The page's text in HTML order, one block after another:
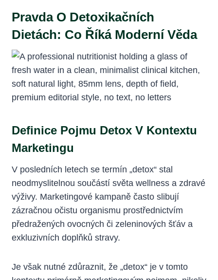
Pravda O Detoxikačních
Dietách: Co Říká Moderní Věda
Definice Pojmu Detox V Kontextu
Marketingu
V posledních letech se termín „detox“ stal
neodmyslitelnou součástí světa wellness a zdravé
výživy. Marketingové kampaně často slibují
zázračnou očistu organismu prostřednictvím
předražených ovocných či zeleninových šťáv a
exkluzivních doplňků stravy.
Je však nutné zdůraznit, že „detox“ je v tomto